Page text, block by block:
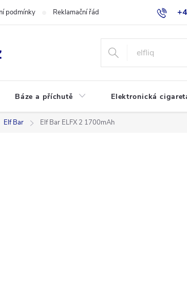
podmínky Reklamační řád Jak
Báze a příchutě Elektronická
Elf Bar Elf Bar ELFX 2 1700mAh